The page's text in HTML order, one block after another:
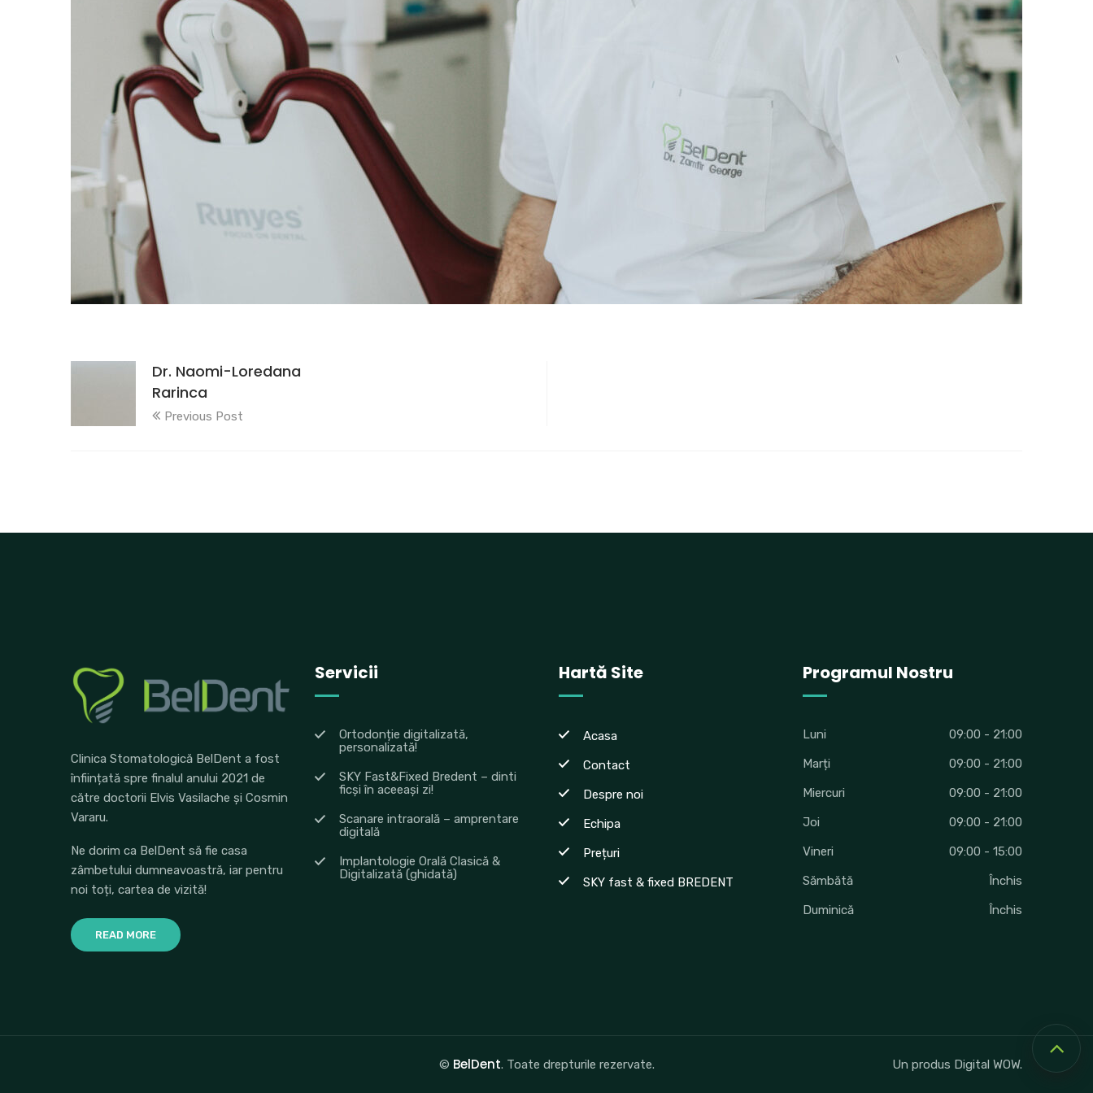
Dr. Naomi-Loredana
Rarinca
Previous Post
Clinica Stomatologică BelDent a fost
înființată spre finalul anului 2021 de
către doctorii Elvis Vasilache și Cosmin
Vararu.
Ne dorim ca BelDent să fie casa
zâmbetului dumneavoastră, iar pentru
noi toți, cartea de vizită!
READ MORE
Servicii
Ortodonție digitalizată,
personalizată!
SKY Fast&Fixed Bredent – dinti
ficși în aceeași zi!
Scanare intraorală – amprentare
digitală
Implantologie Orală Clasică &
Digitalizată (ghidată)
Hartă Site
Acasa
Contact
Despre noi
Echipa
Prețuri
SKY fast & fixed BREDENT
Programul Nostru
Luni
09:00 - 21:00
Marți
09:00 - 21:00
Miercuri
09:00 - 21:00
Joi
09:00 - 21:00
Vineri
09:00 - 15:00
Sămbătă
Închis
Duminică
Închis
© BelDent. Toate drepturile rezervate. Un produs Digital WOW.